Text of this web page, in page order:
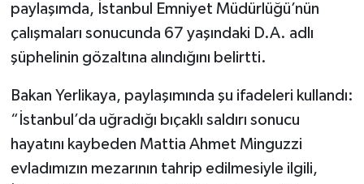
paylaşımda, İstanbul Emniyet Müdürlüğü’nün
çalışmaları sonucunda 67 yaşındaki D.A. adlı
şüphelinin gözaltına alındığını belirtti.
Bakan Yerlikaya, paylaşımında şu ifadeleri kullandı:
“İstanbul’da uğradığı bıçaklı saldırı sonucu
hayatını kaybeden Mattia Ahmet Minguzzi
evladımızın mezarının tahrip edilmesiyle ilgili,